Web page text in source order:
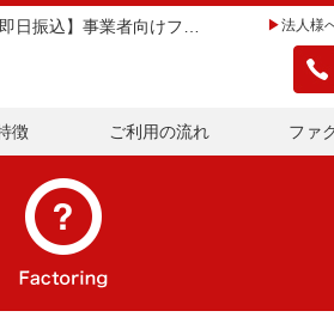
法人様
徴 ご利用の流れ ファ